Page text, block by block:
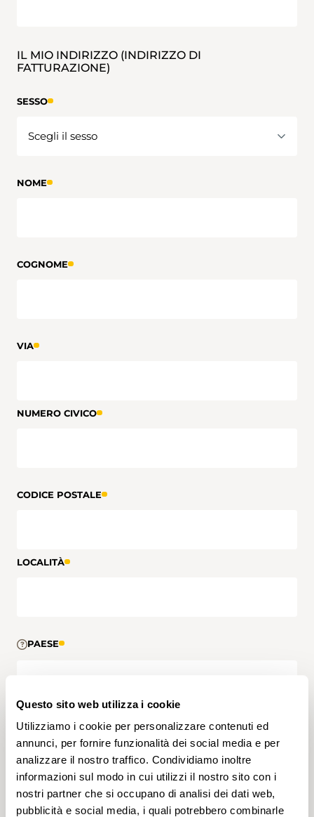
Questo sito web utilizza i cookie
Utilizziamo i cookie per personalizzare contenuti ed
annunci, per fornire funzionalità dei social media e per
analizzare il nostro traffico. Condividiamo inoltre
informazioni sul modo in cui utilizzi il nostro sito con i
nostri partner che si occupano di analisi dei dati web,
pubblicità e social media, i quali potrebbero combinarle
IL MIO INDIRIZZO (INDIRIZZO DI
FATTURAZIONE)
SESSO
NOME
COGNOME
VIA
NUMERO CIVICO
CODICE POSTALE
LOCALITÀ
PAESE
TELEFONO DIRETTO